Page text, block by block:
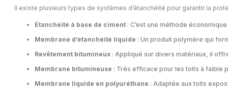
Il existe plusieurs types de systèmes d’étanchéité pour garantir la
Étanchéité à base de ciment : C’est une méthode
Membrane d’étanchéité liquide : Un produit polymère qui
Revêtement bitumineux : Appliqué sur divers matériaux, il
Membrane bitumineuse : Très efficace pour les toits à faible
Membrane liquide en polyuréthane : Adaptée aux toits